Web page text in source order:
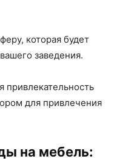
которая будет
заведения.
привлекательность
для привлечения
на мебель: